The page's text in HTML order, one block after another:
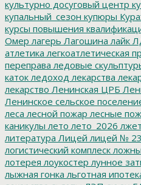
культурно досуговый центр
купальный_сезон купюры
курсы повышения
Омер лагерь Лагошина лайк
атлетика легкоатлетическая
переправа ледовые
каток ледоход лекарства
лекарство Ленинская ЦРБ
Ленинское сельское
леса лесной пожар лесные
каникулы лето лето_2026
литература Лицей лицей № 23
логистический комплеск
лотерея лоукостер лунное
лыжная гонка льготная